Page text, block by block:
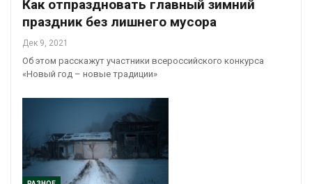
Как отпраздновать главный зимний
праздник без лишнего мусора
Дек 9, 2021
Об этом расскажут участники всероссийского конкурса
«Новый год – новые традиции»